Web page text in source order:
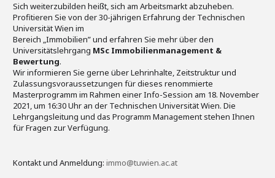
Sich weiterzubilden heißt, sich am Arbeitsmarkt abzuheben.
Profitieren Sie von der 30-jährigen Erfahrung der Technischen
Universität Wien im
Bereich „Immobilien” und erfahren Sie mehr über den
Universitätslehrgang MSc Immobilienmanagement &
Bewertung.
Wir informieren Sie gerne über Lehrinhalte, Zeitstruktur und
Zulassungsvoraussetzungen für dieses renommierte
Masterprogramm im Rahmen einer Info-Session am 18. November
2021, um 16:30 Uhr an der Technischen Universität Wien. Die
Lehrgangsleitung und das Programm Management stehen Ihnen
für Fragen zur Verfügung.
Kontakt und Anmeldung: immo@tuwien.ac.at